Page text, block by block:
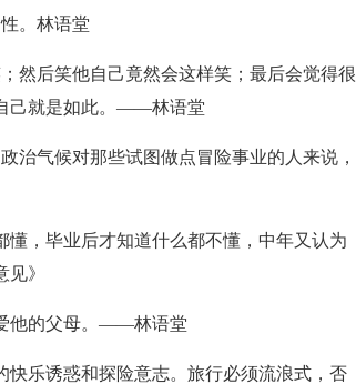
。林语堂
然后笑他自己竟然会这样笑；最后会觉得很
己就是如此。——林语堂
治气候对那些试图做点冒险事业的人来说，
，毕业后才知道什么都不懂，中年又认为
》
他的父母。——林语堂
乐诱惑和探险意志。旅行必须流浪式，否